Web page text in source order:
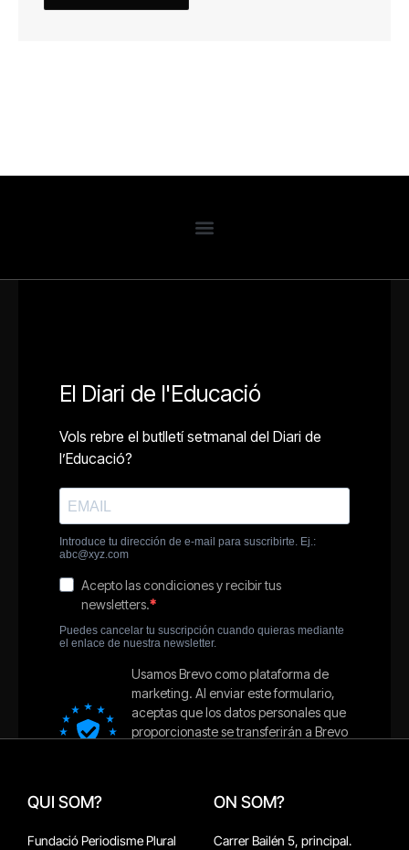
QUI SOM?
Fundació Periodisme Plural
ON SOM?
Carrer Bailén 5, principal.